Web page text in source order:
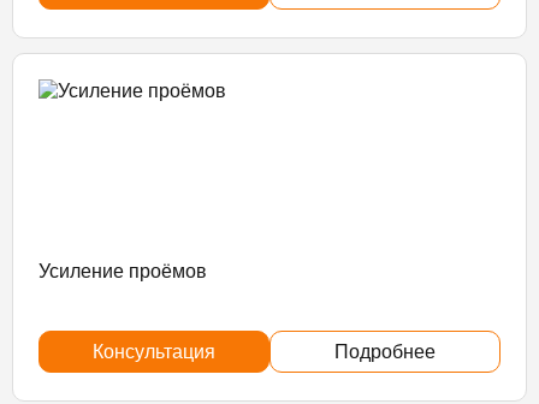
Усиление проёмов
Консультация Подробнее